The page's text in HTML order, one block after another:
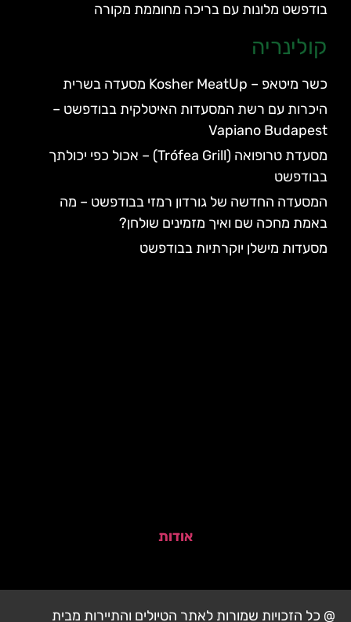
בודפשט מלונות עם בריכה מחוממת מקורה
קולינריה
כשר מיטאפ – Kosher MeatUp מסעדה בשרית
היכרות עם רשת המסעדות האיטלקית בבודפשט –
Vapiano Budapest
מסעדת טרופואה (Trófea Grill) – אכול כפי יכולתך
בבודפשט
המסעדה החדשה של גורדון רמזי בבודפשט – מה
באמת מחכה שם ואיך מזמינים שולחן?
מסעדות מישלן יוקרתיות בבודפשט
אודות
@ כל הזכויות שמורות לאתר הטיולים והתיירות מבית